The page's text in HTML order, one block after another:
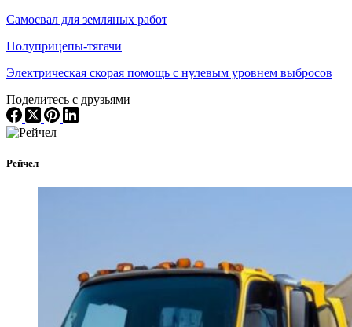
Самосвал для земляных работ
Полуприцепы-тягачи
Электрическая скорая помощь с нулевым уровнем выбросов
Поделитесь с друзьями
Рейчел